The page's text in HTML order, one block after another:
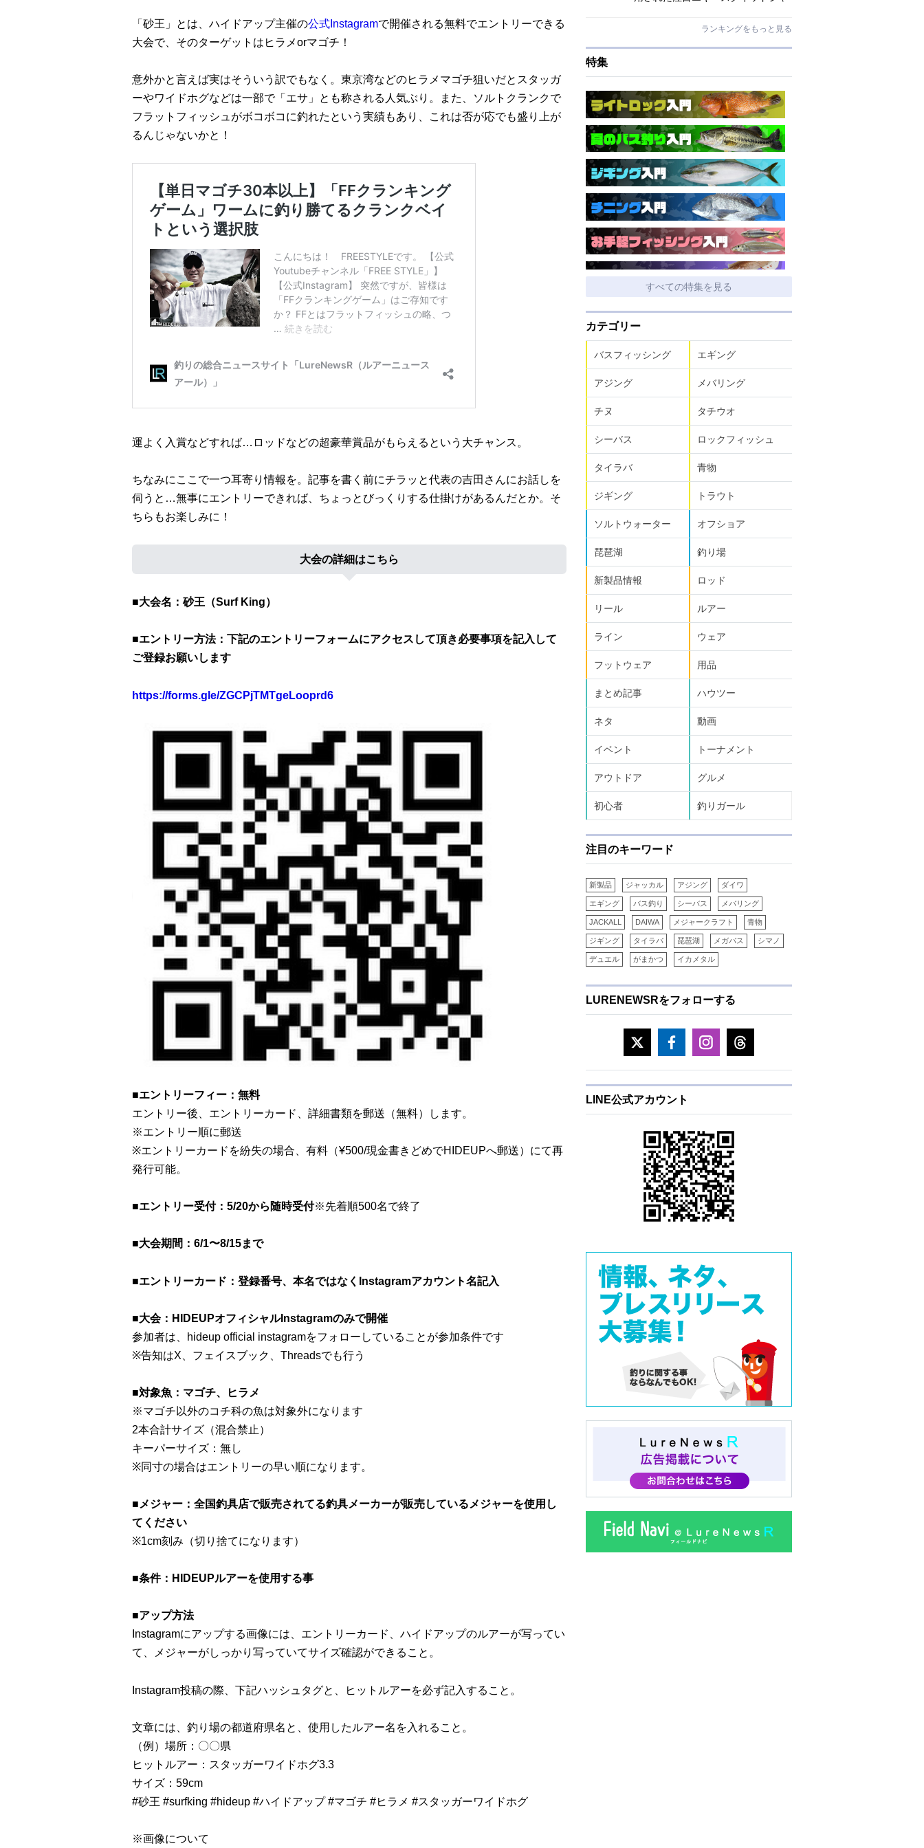
「砂王」とは、ハイドアップ主催の公式Instagramで開催される無料でエントリーできる
大会で、そのターゲットはヒラメorマゴチ！
意外かと言えば実はそういう訳でもなく。東京湾などのヒラメマゴチ狙いだとスタッガ
ーやワイドホグなどは一部で「エサ」とも称される人気ぶり。また、ソルトクランクで
フラットフィッシュがボコボコに釣れたという実績もあり、これは否が応でも盛り上が
るんじゃないかと！
運よく入賞などすれば…ロッドなどの超豪華賞品がもらえるという大チャンス。
ちなみにここで一つ耳寄り情報を。記事を書く前にチラッと代表の吉田さんにお話しを
伺うと…無事にエントリーできれば、ちょっとびっくりする仕掛けがあるんだとか。そ
ちらもお楽しみに！
大会の詳細はこちら
■大会名：砂王（Surf King）
■エントリー方法：下記のエントリーフォームにアクセスして頂き必要事項を記入して
ご登録お願いします
https://forms.gle/ZGCPjTMTgeLooprd6
■エントリーフィー：無料
エントリー後、エントリーカード、詳細書類を郵送（無料）します。
※エントリー順に郵送
※エントリーカードを紛失の場合、有料（¥500/現金書きどめでHIDEUPへ郵送）にて再
発行可能。
■エントリー受付：5/20から随時受付※先着順500名で終了
■大会期間：6/1〜8/15まで
■エントリーカード：登録番号、本名ではなくInstagramアカウント名記入
■大会：HIDEUPオフィシャルInstagramのみで開催
参加者は、hideup official instagramをフォローしていることが参加条件です
※告知はX、フェイスブック、Threadsでも行う
■対象魚：マゴチ、ヒラメ
※マゴチ以外のコチ科の魚は対象外になります
2本合計サイズ（混合禁止）
キーパーサイズ：無し
※同寸の場合はエントリーの早い順になります。
■メジャー：全国釣具店で販売されてる釣具メーカーが販売しているメジャーを使用し
てください
※1cm刻み（切り捨てになります）
■条件：HIDEUPルアーを使用する事
■アップ方法
Instagramにアップする画像には、エントリーカード、ハイドアップのルアーが写ってい
て、メジャーがしっかり写っていてサイズ確認ができること。
Instagram投稿の際、下記ハッシュタグと、ヒットルアーを必ず記入すること。
文章には、釣り場の都道府県名と、使用したルアー名を入れること。
（例）場所：〇〇県
ヒットルアー：スタッガーワイドホグ3.3
サイズ：59cm
#砂王 #surfking #hideup #ハイドアップ #マゴチ #ヒラメ #スタッガーワイドホグ
※画像について
ランキングをもっと見る
特集
すべての特集を見る
カテゴリー
バスフィッシング エギング
アジング メバリング
チヌ タチウオ
シーバス ロックフィッシュ
タイラバ 青物
ジギング トラウト
ソルトウォーター オフショア
琵琶湖 釣り場
新製品情報 ロッド
リール ルアー
ライン ウェア
フットウェア 用品
まとめ記事 ハウツー
ネタ 動画
イベント トーナメント
アウトドア グルメ
初心者 釣りガール
注目のキーワード
新製品 ジャッカル アジング ダイワ
エギング バス釣り シーバス メバリング
JACKALL DAIWA メジャークラフト 青物
ジギング タイラバ 琵琶湖 メガバス シマノ
デュエル がまかつ イカメタル
LURENEWSRをフォローする
LINE公式アカウント